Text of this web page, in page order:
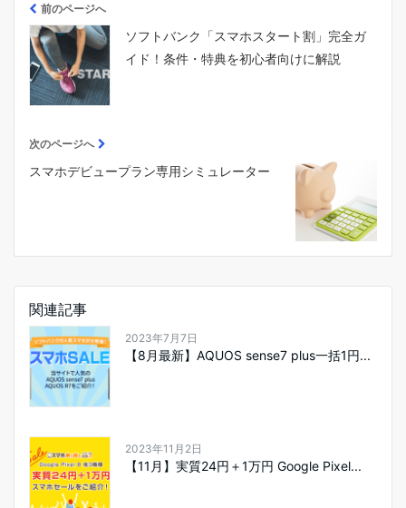
前のページへ
ソフトバンク「スマホスタート割」完全ガ
イド！条件・特典を初心者向けに解説
次のページへ
スマホデビュープラン専用シミュレーター
関連記事
2023年7月7日
【8月最新】AQUOS sense7 plus一括1円...
2023年11月2日
【11月】実質24円＋1万円 Google Pixel...